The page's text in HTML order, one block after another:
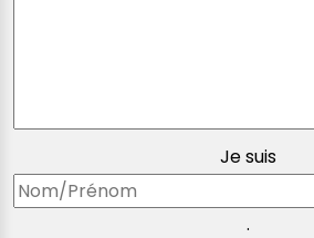
Je suis
.